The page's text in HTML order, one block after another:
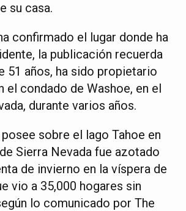
su casa.
confirmado el lugar donde ha
la publicación recuerda
51 años, ha sido propietario
el condado de Washoe, en el
durante varios años.
sobre el lago Tahoe en
Sierra Nevada fue azotado
de invierno en la víspera de
vio a 35,000 hogares sin
lo comunicado por The